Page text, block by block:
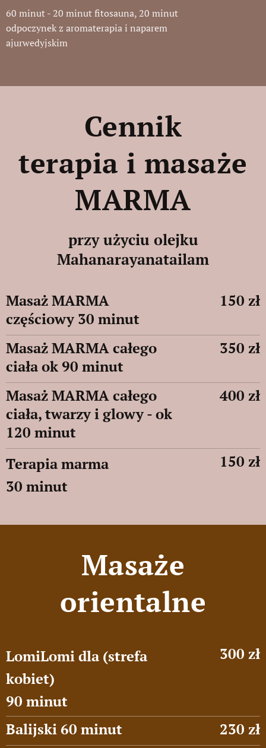
60 minut - 20 minut fitosauna, 20 minut
odpoczynek z aromaterapia i naparem
ajurwedyjskim
Cennik
terapia i masaże
MARMA
przy użyciu olejku
Mahanarayanatailam
Masaż MARMA
częściowy 30 minut
150 zł
Masaż MARMA całego
ciała ok 90 minut
350 zł
Masaż MARMA całego
ciała, twarzy i glowy - ok
120 minut
400 zł
Terapia marma
30 minut
150 zł
Masaże
orientalne
LomiLomi dla (strefa
kobiet)
90 minut
300 zł
Balijski 60 minut
230 zł